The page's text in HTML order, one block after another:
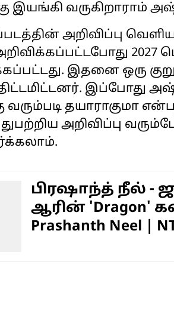
இயங்கி வருகிறாராம்
அறிவிப்பு
இதனை ஒரு
இப்போது
தயாராகுமா
அறிவிப்பு
பிரஷாந்த் நீல் -
ஆரின் 'Dragon'
Prashanth Neel |